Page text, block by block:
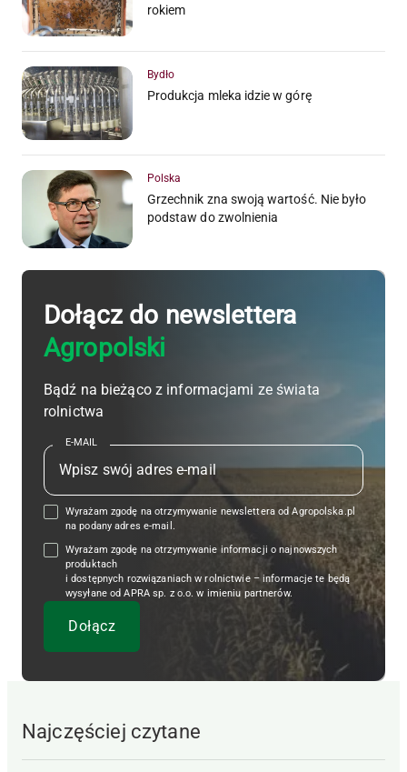
rokiem
Bydło
Produkcja mleka idzie w górę
Polska
Grzechnik zna swoją wartość. Nie było
podstaw do zwolnienia
Dołącz do newslettera
Agropolski
Bądź na bieżąco z informacjami ze świata
rolnictwa
E-MAIL
Wyrażam zgodę na otrzymywanie newslettera od Agropolska.pl
na podany adres e-mail.
Wyrażam zgodę na otrzymywanie informacji o najnowszych
produktach
i dostępnych rozwiązaniach w rolnictwie – informacje te będą
wysyłane od APRA sp. z o.o. w imieniu partnerów.
Najczęściej czytane